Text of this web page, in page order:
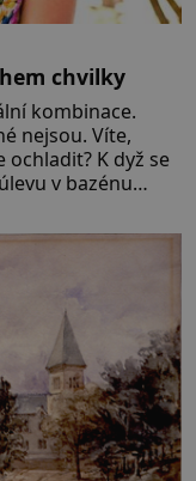
chvilky
kombinace.
nejsou. Víte,
K dyž se
v bazénu
Pokud budete
si na vás